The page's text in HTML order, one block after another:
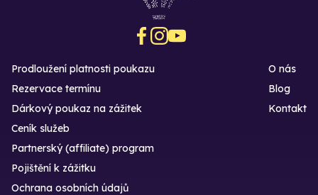
Prodloužení platnosti poukazu
Rezervace termínu
Dárkový poukaz na zážitek
O nás
Blog
Kontakt
Ceník služeb
Partnerský (affiliate) program
Pojištění k zážitku
Ochrana osobních údajů